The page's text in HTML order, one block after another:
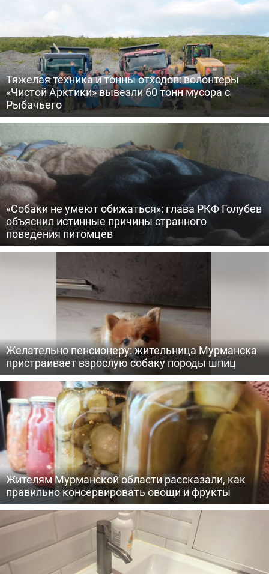
Тяжелая техника и тонны отходов: волонтеры
«Чистой Арктики» вывезли 60 тонн мусора с
Рыбачьего
«Собаки не умеют обижаться»: глава РКФ Голубев
объяснил истинные причины странного
поведения питомцев
Желательно пенсионеру: жительница Мурманска
пристраивает взрослую собаку породы шпиц
Жителям Мурманской области рассказали, как
правильно консервировать овощи и фрукты